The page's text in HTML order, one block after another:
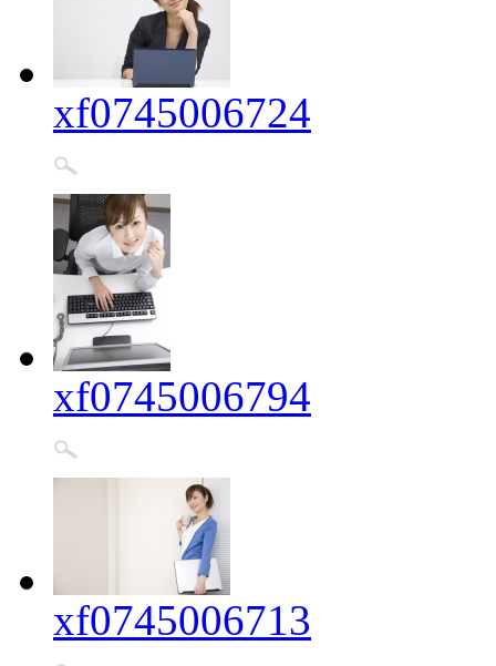
xf0745006724
xf0745006794
xf0745006713